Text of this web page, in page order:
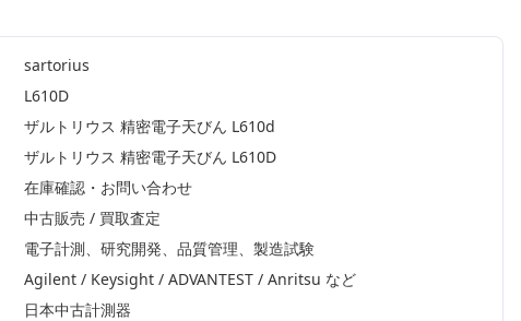
sartorius
L610D
ザルトリウス 精密電子天びん L610d
ザルトリウス 精密電子天びん L610D
在庫確認・お問い合わせ
中古販売 / 買取査定
電子計測、研究開発、品質管理、製造試験
Agilent / Keysight / ADVANTEST / Anritsu など
日本中古計測器